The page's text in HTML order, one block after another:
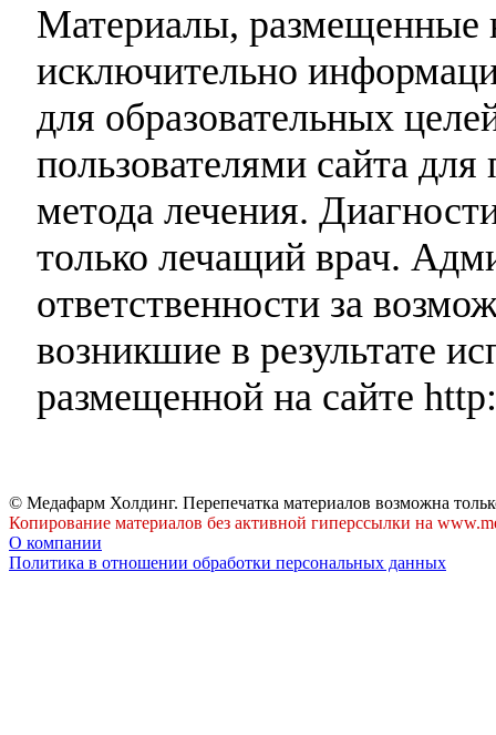
Материалы, размещенные
исключительно
для образовательных
пользователями сайта
метода лечения.
только лечащий врач.
ответственности за
возникшие в результате
размещенной на сайте
© Медафарм Холдинг. Перепечатка материалов возможна
Копирование материалов без активной гиперссылки на
О компании
Политика в отношении обработки персональных данных